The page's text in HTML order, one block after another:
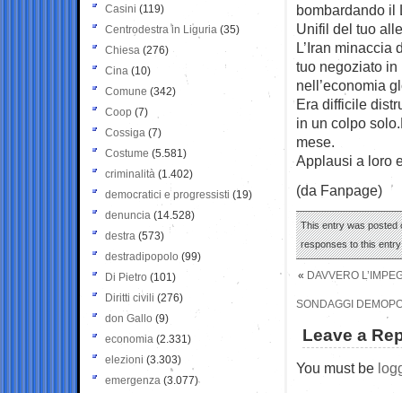
bombardando il
Unifil del tuo
L’Iran minaccia
tuo negoziato
nell’economia
Era difficile
in un colpo
mese.
Applausi a loro
(da Fanpage)
This entry was posted
responses to this
« DAVVERO
SONDAGGI
Leave a
You must be
Casini (119)
Centrodestra in Liguria (35)
Chiesa (276)
Cina (10)
Comune (342)
Coop (7)
Cossiga (7)
Costume (5.581)
criminalità (1.402)
democratici e progressisti (19)
denuncia (14.528)
destra (573)
destradipopolo (99)
Di Pietro (101)
Diritti civili (276)
don Gallo (9)
economia (2.331)
elezioni (3.303)
emergenza (3.077)